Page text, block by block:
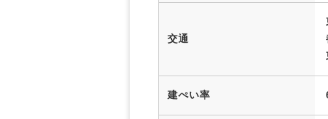
交通
建ぺい率